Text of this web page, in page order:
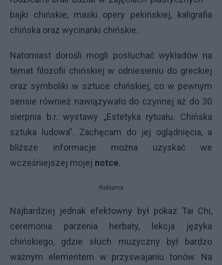
bajki chińskie, maski opery pekińskiej, kaligrafia
chińska oraz wycinanki chińskie.
Natomiast dorośli mogli posłuchać wykładów na
temat filozofii chińskiej w odniesieniu do greckiej
oraz symboliki w sztuce chińskiej, co w pewnym
sensie również nawiązywało do czynnej aż do 30
sierpnia b.r. wystawy „Estetyka rytuału. Chińska
sztuka ludowa”. Zachęcam do jej oglądnięcia, a
bliższe informacje można uzyskać we
wcześniejszej mojej notce.
Reklama
Najbardziej jednak efektowny był pokaz Tai Chi,
ceremonia parzenia herbaty, lekcja języka
chińskiego, gdzie słuch muzyczny był bardzo
ważnym elementem w przyswajaniu tonów. Na